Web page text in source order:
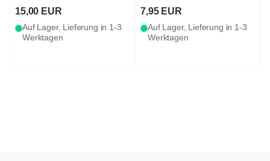
15,00 EUR
Auf Lager, Lieferung in 1-3
Werktagen
7,95 EUR
Auf Lager, Lieferung in 1-3
Werktagen